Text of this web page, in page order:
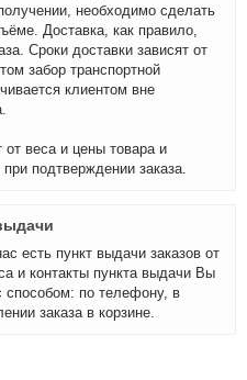
необходимо сделать
Доставка, как правило,
Сроки доставки зависят от
забор транспортной
клиентом вне
от веса и цены товара и
подтверждении заказа.
есть пункт выдачи заказов от
и контакты пункта выдачи Вы
по телефону, в
заказа в корзине.